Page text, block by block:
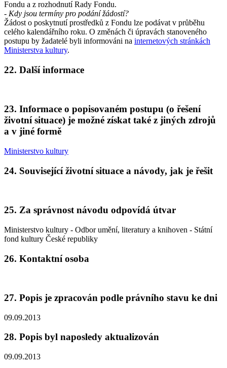
Fondu a z rozhodnutí Rady Fondu.
- Kdy jsou termíny pro podání žádostí?
Žádost o poskytnutí prostředků z Fondu lze podávat v průběhu
celého kalendářního roku. O změnách či úpravách stanoveného
postupu by žadatelé byli informováni na internetových stránkách
Ministerstva kultury.
22. Další informace
23. Informace o popisovaném postupu (o řešení
životní situace) je možné získat také z jiných zdrojů
a v jiné formě
Ministerstvo kultury
24. Související životní situace a návody, jak je řešit
25. Za správnost návodu odpovídá útvar
Ministerstvo kultury - Odbor umění, literatury a knihoven - Státní
fond kultury České republiky
26. Kontaktní osoba
27. Popis je zpracován podle právního stavu ke dni
09.09.2013
28. Popis byl naposledy aktualizován
09.09.2013